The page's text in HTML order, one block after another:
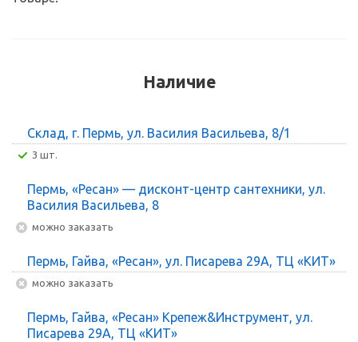
Наличие
Склад, г. Пермь, ул. Василия Васильева, 8/1
3 шт.
Пермь, «Ресан» — дисконт-центр сантехники, ул.
Василия Васильева, 8
Можно заказать
Пермь, Гайва, «Ресан», ул. Писарева 29А, ТЦ «КИТ»
Можно заказать
Пермь, Гайва, «Ресан» Крепеж&Инструмент, ул.
Писарева 29А, ТЦ «КИТ»